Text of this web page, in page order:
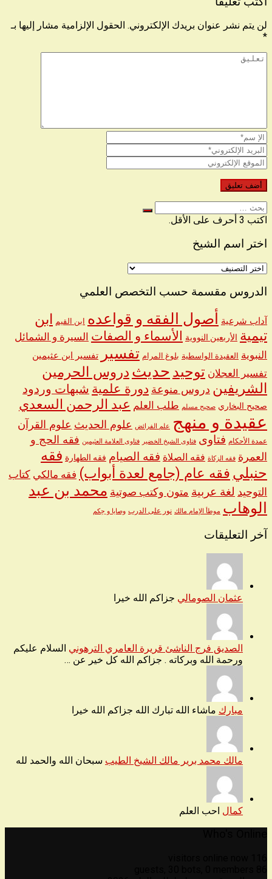
لن يتم نشر عنوان بريدك الإلكتروني. الحقول الإلزامية مشار إليها بـ
*
البحث
عن
اكتب 3 أحرف على الأقل.
اختر اسم الشيخ
اختر
الشيخ
الدروس مقسمة حسب التخصص العلمي
آداب شرعية أصول الفقه و قواعده ابن القيم
ابن
تيمية الأربعين النووية الأسماء و الصفات السيرة و الشمائل
النبوية العقيدة الواسطية بلوغ المرام تفسير تفسير ابن عثيمين
تفسير العجلان توحيد حديث دروس الحرمين
الشريفين دروس منوعة دورة علمية شبهات وردود
صحيح البخاري صحيح مسلم طلب العلم عبد الرحمن السعدي
عقيدة و منهج علم الفرائض علوم الحديث علوم القرآن
عمدة الأحكام فتاوى فتاوى الشيخ الخضير فتاوى العلامة العثيمين فقه الحج و
العمرة فقه الزكاة فقه الصلاة فقه الصيام فقه الطهارة فقه
حنبلي فقه عام (جامع لعدة أبواب) فقه مالكي كتاب
التوحيد لغة عربية متون وكتب صوتية محمد بن عبد
الوهاب موطأ الإمام مالك نور على الدرب وصايا و حِكم
آخر التعليقات
عثمان الصومالي جزاكم الله خيرا
الصديق فرج الناشئ قريرة العامري الترهوني السلام عليكم
ورحمة الله وبركاته . جزاكم الله كل خير عن …
مبارك ماشاء الله تبارك الله جزاكم الله خيرا
مالك محمد برير مالك الشيخ الطيب سبحان الله والحمد لله
كمال احب العلم